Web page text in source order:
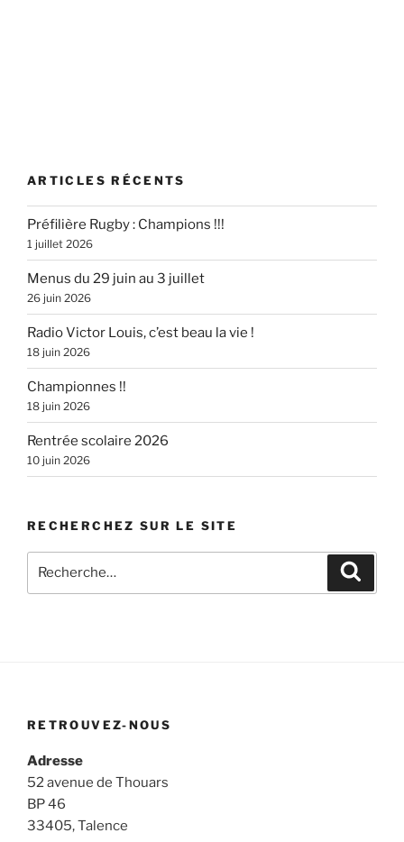
ARTICLES RÉCENTS
Préfilière Rugby : Champions !!!
1 juillet 2026
Menus du 29 juin au 3 juillet
26 juin 2026
Radio Victor Louis, c’est beau la vie !
18 juin 2026
Championnes !!
18 juin 2026
Rentrée scolaire 2026
10 juin 2026
RECHERCHEZ SUR LE SITE
pour
RETROUVEZ-NOUS
Adresse
52 avenue de Thouars
BP 46
33405, Talence